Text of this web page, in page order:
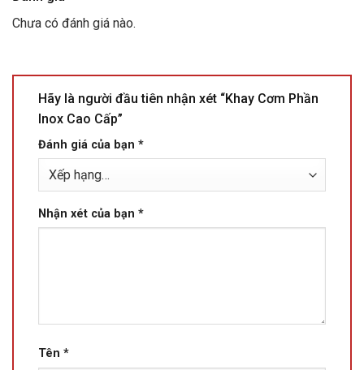
Chưa có đánh giá nào.
Hãy là người đầu tiên nhận xét “Khay Cơm Phần
Inox Cao Cấp”
Đánh giá của bạn *
Nhận xét của bạn *
Tên *